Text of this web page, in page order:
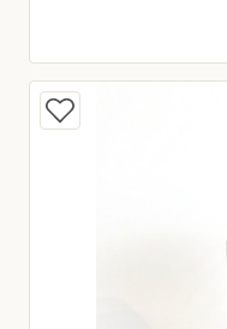
Oorspronkelijke prijs